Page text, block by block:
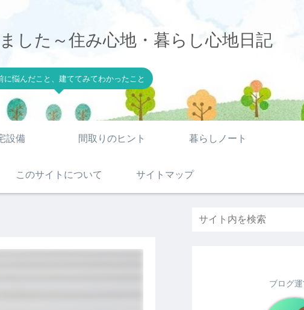
した～住み心地・暮らし心地日記
に悩んだこと、建ててみてわかったこと
設備 間取りのヒント 暮らしノート
このサイトについて サイトマップ
ブログ